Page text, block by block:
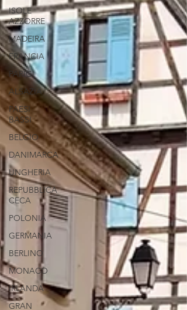
ISOLE
AZZORRE
MADEIRA
FRANCIA
PARIGI
ALSAZIA
PAESI
BASSI
BELGIO
DANIMARCA
UNGHERIA
REPUBBLICA
CECA
POLONIA
GERMANIA
BERLINO
MONACO
IRLANDA
GRAN